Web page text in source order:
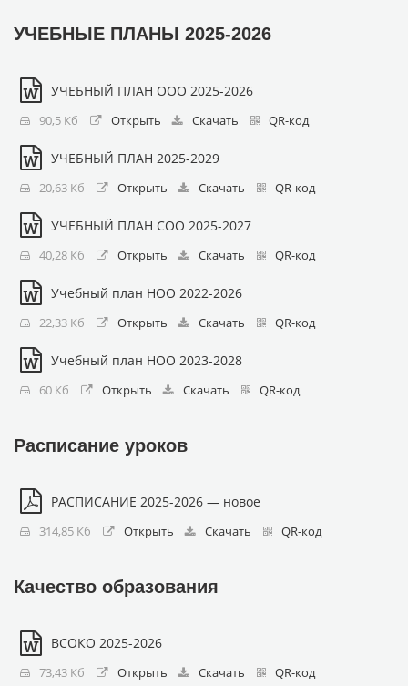
УЧЕБНЫЕ ПЛАНЫ 2025-2026
УЧЕБНЫЙ ПЛАН ООО 2025-2026
90,5 Кб Открыть Скачать QR-код
УЧЕБНЫЙ ПЛАН 2025-2029
20,63 Кб Открыть Скачать QR-код
УЧЕБНЫЙ ПЛАН СОО 2025-2027
40,28 Кб Открыть Скачать QR-код
Учебный план НОО 2022-2026
22,33 Кб Открыть Скачать QR-код
Учебный план НОО 2023-2028
60 Кб Открыть Скачать QR-код
Расписание уроков
РАСПИСАНИЕ 2025-2026 — новое
314,85 Кб Открыть Скачать QR-код
Качество образования
ВСОКО 2025-2026
73,43 Кб Открыть Скачать QR-код